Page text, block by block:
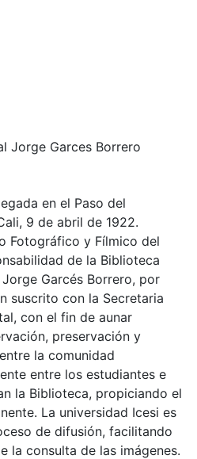
Jorge Garces Borrero
en el Paso del
9 de abril de 1922.
Fotográfico y Fílmico del
de la Biblioteca
Garcés Borrero, por
suscrito con la Secretaria
con el fin de aunar
preservación y
la comunidad
entre los estudiantes e
la Biblioteca, propiciando el
La universidad Icesi es
de difusión, facilitando
la consulta de las imágenes.